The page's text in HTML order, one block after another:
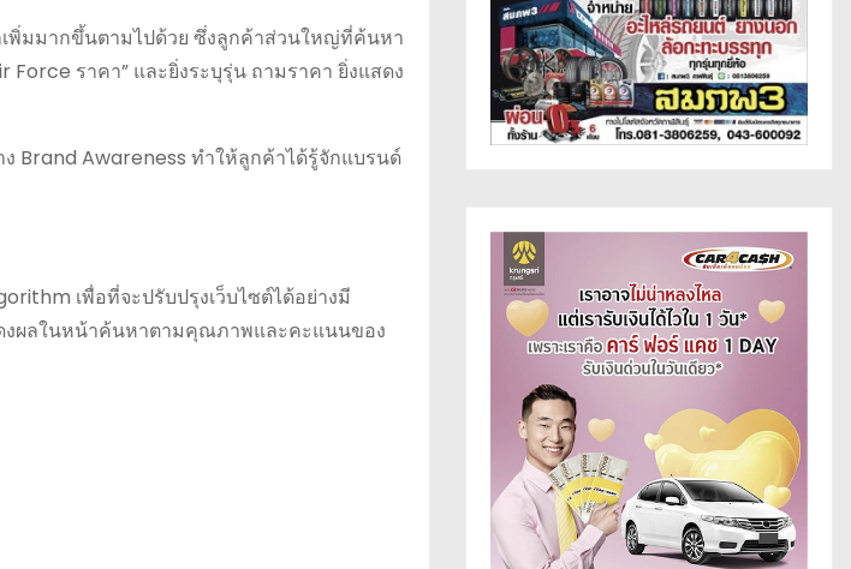
เพิ่มมากขึ้นตามไปด้วย ซึ่งลูกค้าส่วนใหญ่ที่ค้นหา
ราคา” และยิ่งระบุรุ่น ถามราคา ยิ่งแสดง
Brand Awareness ทำให้ลูกค้าได้รู้จักแบรนด์
เพื่อที่จะปรับปรุงเว็บไซต์ได้อย่างมี
งผลในหน้าค้นหาตามคุณภาพและคะแนนของ